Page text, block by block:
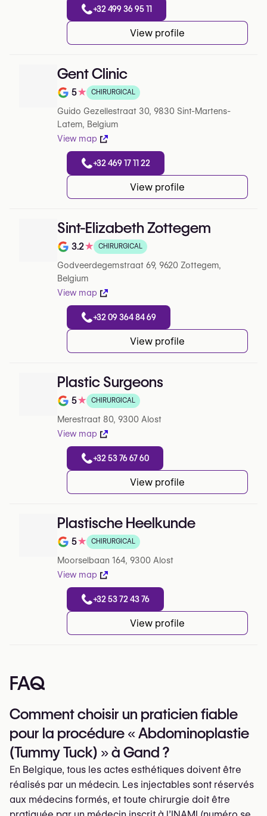
+32 499 36 95 11
View profile
Gent Clinic
Note de 5 sur 5 sur Google
5★ CHIRURGICAL
Guido Gezellestraat 30, 9830 Sint-Martens-
Latem, Belgium
View map
+32 469 17 11 22
View profile
Sint-Elizabeth Zottegem
Note de 3.2 sur 5 sur Google
3.2★ CHIRURGICAL
Godveerdegemstraat 69, 9620 Zottegem,
Belgium
View map
+32 09 364 84 69
View profile
Plastic Surgeons
Note de 5 sur 5 sur Google
5★ CHIRURGICAL
Merestraat 80, 9300 Alost
View map
+32 53 76 67 60
View profile
Plastische Heelkunde
Note de 5 sur 5 sur Google
5★ CHIRURGICAL
Moorselbaan 164, 9300 Alost
View map
+32 53 72 43 76
View profile
FAQ
Comment choisir un praticien fiable
pour la procédure « Abdominoplastie
(Tummy Tuck) » à Gand ?
En Belgique, tous les actes esthétiques doivent être
réalisés par un médecin. Les injectables sont réservés
aux médecins formés, et toute chirurgie doit être